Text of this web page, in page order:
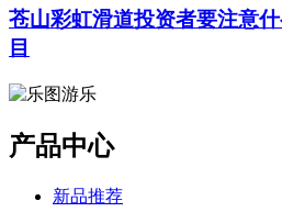
苍山彩虹滑道投资者要注意
目
产品中心
新品推荐